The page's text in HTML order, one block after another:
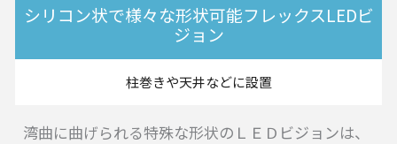
シリコン状で様々な形状可能フレックスLEDビ
ジョン
柱巻きや天井などに設置
湾曲に曲げられる特殊な形状のＬＥＤビジョンは、